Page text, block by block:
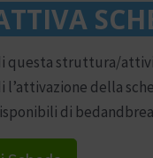
questa struttura/
l’attivazione della
di